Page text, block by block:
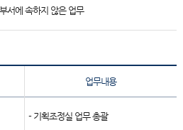
서에 속하지 않은 업무
업무내용
- 기획조정실 업무 총괄